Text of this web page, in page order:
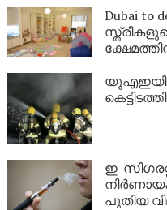
Dubai to
ഇ-
പുതിയ